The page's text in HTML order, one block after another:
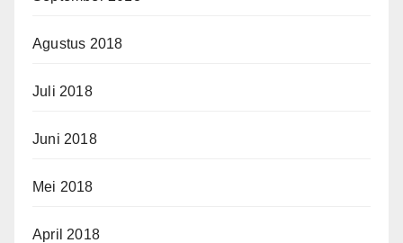
Agustus 2018
Juli 2018
Juni 2018
Mei 2018
April 2018